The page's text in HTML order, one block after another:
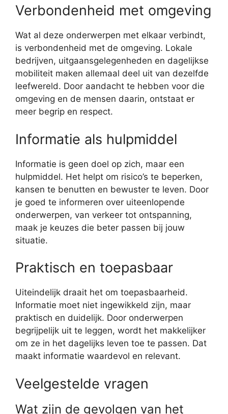
Verbondenheid met omgeving
Wat al deze onderwerpen met elkaar verbindt,
is verbondenheid met de omgeving. Lokale
bedrijven, uitgaansgelegenheden en dagelijkse
mobiliteit maken allemaal deel uit van dezelfde
leefwereld. Door aandacht te hebben voor die
omgeving en de mensen daarin, ontstaat er
meer begrip en respect.
Informatie als hulpmiddel
Informatie is geen doel op zich, maar een
hulpmiddel. Het helpt om risico’s te beperken,
kansen te benutten en bewuster te leven. Door
je goed te informeren over uiteenlopende
onderwerpen, van verkeer tot ontspanning,
maak je keuzes die beter passen bij jouw
situatie.
Praktisch en toepasbaar
Uiteindelijk draait het om toepasbaarheid.
Informatie moet niet ingewikkeld zijn, maar
praktisch en duidelijk. Door onderwerpen
begrijpelijk uit te leggen, wordt het makkelijker
om ze in het dagelijks leven toe te passen. Dat
maakt informatie waardevol en relevant.
Veelgestelde vragen
Wat zijn de gevolgen van het